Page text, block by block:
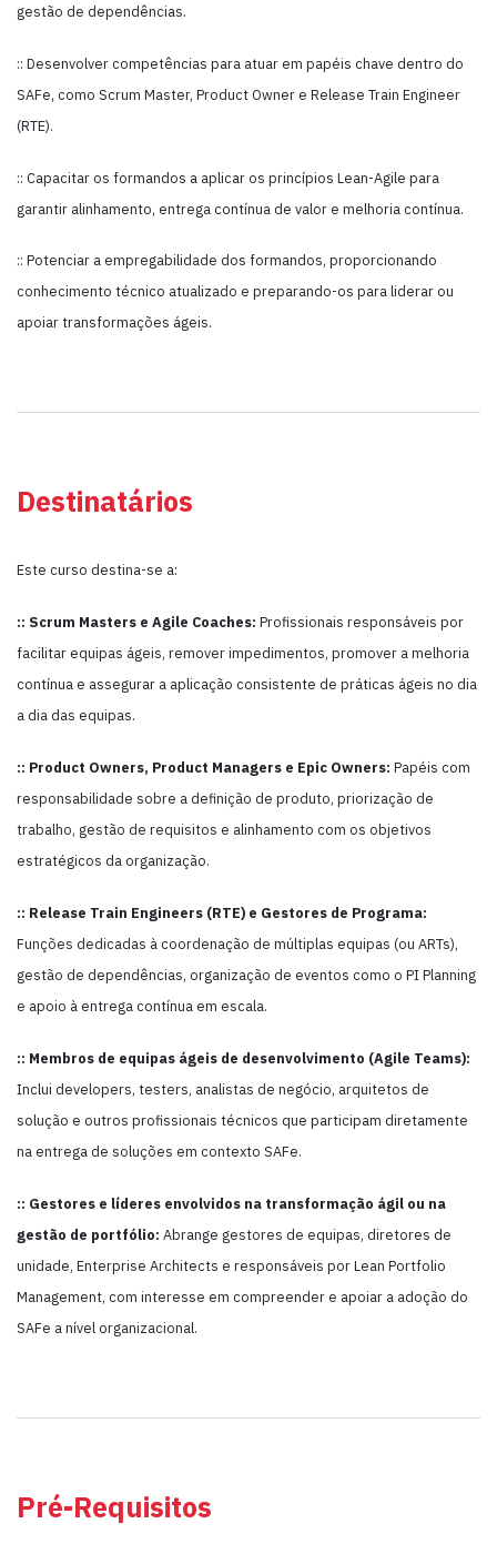
gestão de dependências.
:: Desenvolver competências para atuar em papéis chave dentro do
SAFe, como Scrum Master, Product Owner e Release Train Engineer
(RTE).
:: Capacitar os formandos a aplicar os princípios Lean-Agile para
garantir alinhamento, entrega contínua de valor e melhoria contínua.
:: Potenciar a empregabilidade dos formandos, proporcionando
conhecimento técnico atualizado e preparando-os para liderar ou
apoiar transformações ágeis.
Destinatários
Este curso destina-se a:
:: Scrum Masters e Agile Coaches: Profissionais responsáveis por
facilitar equipas ágeis, remover impedimentos, promover a melhoria
contínua e assegurar a aplicação consistente de práticas ágeis no dia
a dia das equipas.
:: Product Owners, Product Managers e Epic Owners: Papéis com
responsabilidade sobre a definição de produto, priorização de
trabalho, gestão de requisitos e alinhamento com os objetivos
estratégicos da organização.
:: Release Train Engineers (RTE) e Gestores de Programa:
Funções dedicadas à coordenação de múltiplas equipas (ou ARTs),
gestão de dependências, organização de eventos como o PI Planning
e apoio à entrega contínua em escala.
:: Membros de equipas ágeis de desenvolvimento (Agile Teams):
Inclui developers, testers, analistas de negócio, arquitetos de
solução e outros profissionais técnicos que participam diretamente
na entrega de soluções em contexto SAFe.
:: Gestores e líderes envolvidos na transformação ágil ou na
gestão de portfólio: Abrange gestores de equipas, diretores de
unidade, Enterprise Architects e responsáveis por Lean Portfolio
Management, com interesse em compreender e apoiar a adoção do
SAFe a nível organizacional.
Pré-Requisitos